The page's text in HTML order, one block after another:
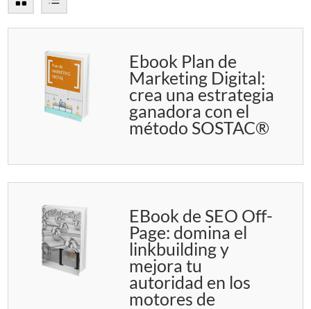
Ebook Plan de
Marketing Digital:
crea una estrategia
ganadora con el
método SOSTAC®
EBook de SEO Off-
Page: domina el
linkbuilding y
mejora tu
autoridad en los
motores de